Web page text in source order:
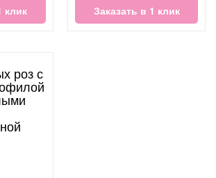
клик
Заказать в 1 клик
роз с